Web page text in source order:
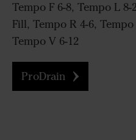
Tempo F 6-8, Tempo L
Fill, Tempo R 4-6,
Tempo V 6-12
ProDrain